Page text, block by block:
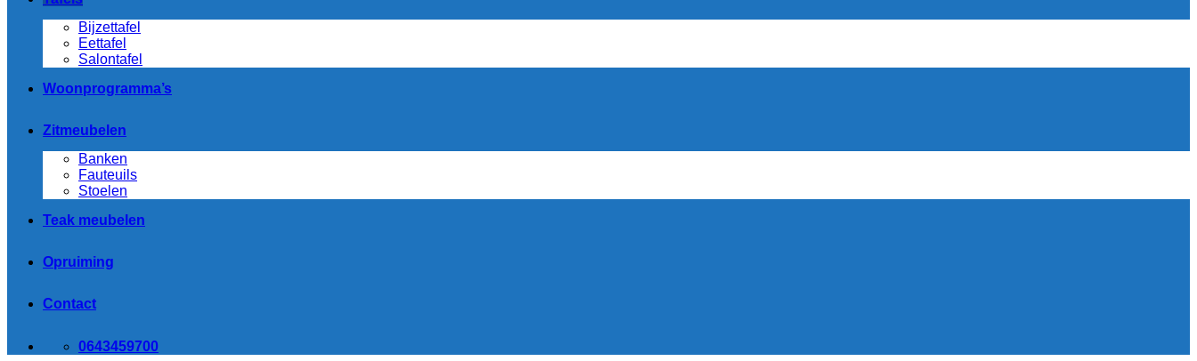
Bijzettafel
Eettafel
Salontafel
Woonprogramma’s
Zitmeubelen
Banken
Fauteuils
Stoelen
Teak meubelen
Opruiming
Contact
0643459700